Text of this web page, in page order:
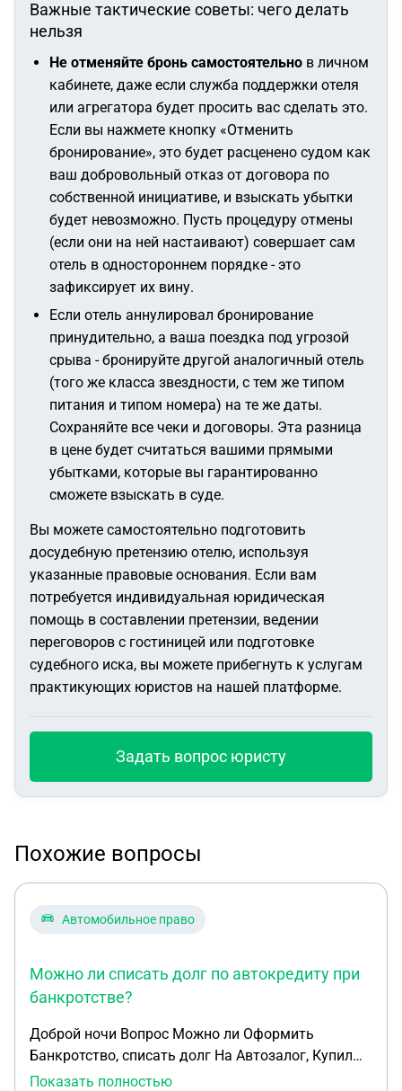
Важные тактические советы: чего делать
нельзя
Не отменяйте бронь самостоятельно в личном
кабинете, даже если служба поддержки отеля
или агрегатора будет просить вас сделать это.
Если вы нажмете кнопку «Отменить
бронирование», это будет расценено судом как
ваш добровольный отказ от договора по
собственной инициативе, и взыскать убытки
будет невозможно. Пусть процедуру отмены
(если они на ней настаивают) совершает сам
отель в одностороннем порядке - это
зафиксирует их вину.
Если отель аннулировал бронирование
принудительно, а ваша поездка под угрозой
срыва - бронируйте другой аналогичный отель
(того же класса звездности, с тем же типом
питания и типом номера) на те же даты.
Сохраняйте все чеки и договоры. Эта разница
в цене будет считаться вашими прямыми
убытками, которые вы гарантированно
сможете взыскать в суде.
Вы можете самостоятельно подготовить
досудебную претензию отелю, используя
указанные правовые основания. Если вам
потребуется индивидуальная юридическая
помощь в составлении претензии, ведении
переговоров с гостиницей или подготовке
судебного иска, вы можете прибегнуть к услугам
практикующих юристов на нашей платформе.
Задать вопрос юристу
Похожие вопросы
Автомобильное право
Можно ли списать долг по автокредиту при
банкротстве?
Доброй ночи Вопрос Можно ли Оформить
Банкротство, списать долг На Автозалог, Купил
машину, в декабре 25- го года, До Апреля месяца
Показать полностью